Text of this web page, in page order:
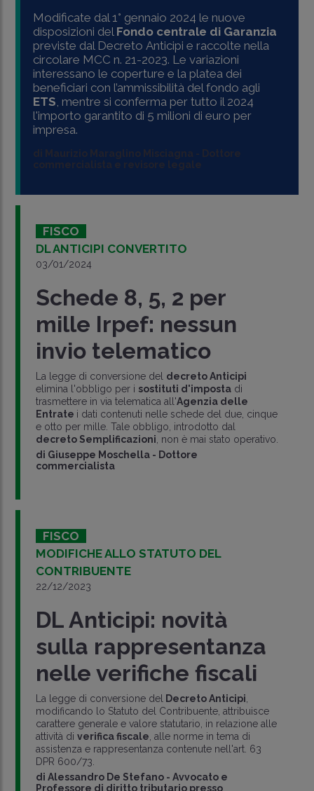
Modificate dal 1° gennaio 2024 le nuove
disposizioni del Fondo centrale di Garanzia
previste dal Decreto Anticipi e raccolte nella
circolare MCC n. 21-2023. Le variazioni
interessano le coperture e la platea dei
beneficiari con l’ammissibilità del fondo agli
ETS, mentre si conferma per tutto il 2024
l'importo garantito di 5 milioni di euro per
impresa.
di Maurizio Maraglino Misciagna - Dottore
commercialista e revisore legale
FISCO
DL ANTICIPI CONVERTITO
03/01/2024
Schede 8, 5, 2 per
mille Irpef: nessun
invio telematico
La legge di conversione del decreto Anticipi
elimina l'obbligo per i sostituti d'impostadi
trasmettere in via telematica all'Agenzia delle
Entrate i dati contenuti nelle schede del due, cinque
e otto per mille. Tale obbligo, introdotto dal
decreto Semplificazioni , non è mai stato operativo.
di Giuseppe Moschella - Dottore
commercialista
FISCO
MODIFICHE ALLO STATUTO DEL
CONTRIBUENTE
22/12/2023
DL Anticipi: novità
sulla rappresentanza
nelle verifiche fiscali
La legge di conversione del Decreto Anticipi
modificando lo Statuto del Contribuente, attribuisce
carattere generale e valore statutario, in relazione alle
attività di verifica fiscale , alle norme in tema di
assistenza e rappresentanza contenute nell'art. 63
DPR 600/73.
di Alessandro De Stefano - Avvocato e
Professore di diritto tributario presso